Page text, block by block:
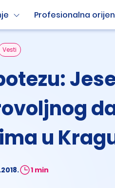
Profesionalna
Vesti
u
1 min